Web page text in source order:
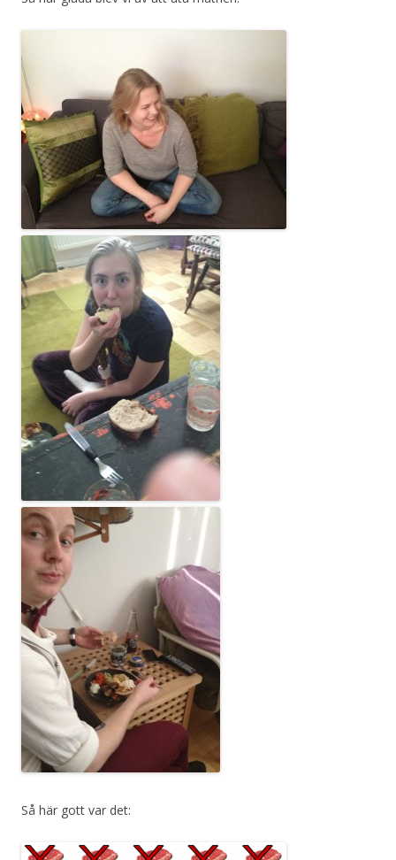
Så här gott var det: